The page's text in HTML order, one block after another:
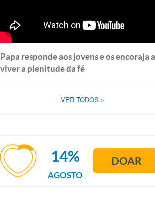
Papa responde aos jovens e os encoraja a
viver a plenitude da fé
VER TODOS »
AGOSTO
14% DOAR